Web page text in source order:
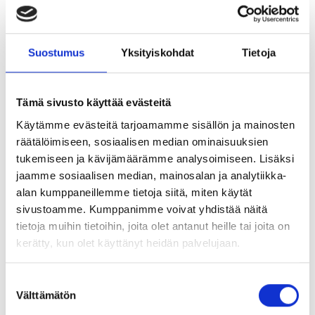
Suostumus Yksityiskohdat Tietoja
Tämä sivusto käyttää evästeitä
Käytämme evästeitä tarjoamamme sisällön ja mainosten
räätälöimiseen, sosiaalisen median ominaisuuksien
tukemiseen ja kävijämäärämme analysoimiseen. Lisäksi
jaamme sosiaalisen median, mainosalan ja analytiikka-
alan kumppaneillemme tietoja siitä, miten käytät
sivustoamme. Kumppanimme voivat yhdistää näitä
tietoja muihin tietoihin, joita olet antanut heille tai joita on
kerätty, kun olet käyttänyt heidän palvelujaan.
valinta
Välttämätön
Tarot ja kartat
Kaikki Tajunnanvirta palvelut
Tajunnanvirta Numerologi
Tajunnanvirta Tarotpöytä
Tajunnanvirta Kädestäennustaja
01.11.2017 in
Mitä on auravalokuvaus?
08.07.2017 in Selvänäkeminen